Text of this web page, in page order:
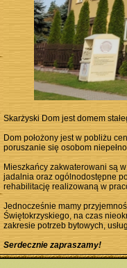
Skarżyski Dom jest domem
Dom położony jest w pobliżu
poruszanie się osobom
Mieszkańcy zakwaterowani są
jadalnia oraz ogólnodostępne
rehabilitację realizowaną w
Jednocześnie mamy
Świętokrzyskiego, na czas
zakresie potrzeb bytowych,
Serdecznie zapraszamy!